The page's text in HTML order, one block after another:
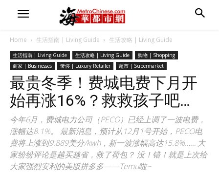
Home 生活指南 | Living Guide 生活攻略 | Living Guide
生活指南 | Living Guide 生活攻略 | Living Guide
购物 | Shopping
商家 | Businesses
奢侈 | Luxury Retailer 超市 | Supermarket
最贵冬季！费城电费下月开
始再涨16%？救救孩子吧…
今年6月，费城电力公司（PECO）已经上调了一波电费，
涨幅达8.1%。 最新消息，预计从12月1号开始，PECO电
费将上涨到9.889美分/kwh，新一波涨幅高达15.8%…… 大
家纷纷评论是越买越省，救了荷包？ 没！错！就是上次给
大家强烈安利的美版拼多多——Temu啦~